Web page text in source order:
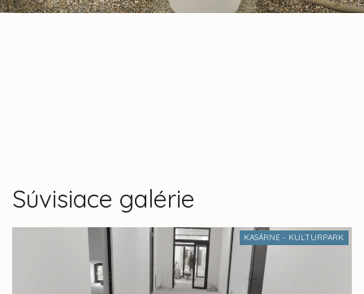
Súvisiace galérie
KASÁRNE - KULTURPARK